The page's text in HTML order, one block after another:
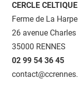
CERCLE
Ferme de La Harpe
26 avenue
35000 RENNES
02 99 54 36 45